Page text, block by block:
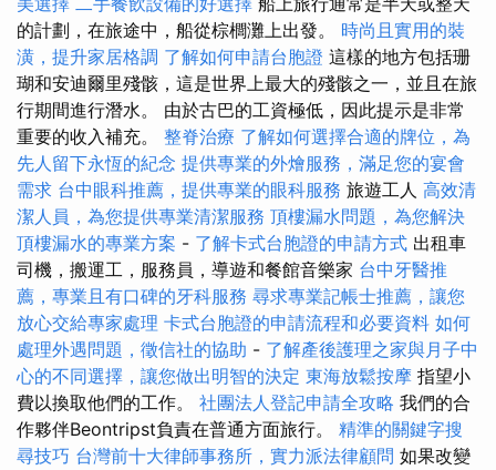
的計劃，在旅途中，船從棕櫚灘上出發。 時尚且實用的裝
潢，提升家居格調 了解如何申請台胞證 這樣的地方包括珊
瑚和安迪爾里殘骸，這是世界上最大的殘骸之一，並且在旅
行期間進行潛水。 由於古巴的工資極低，因此提示是非常
重要的收入補充。 整脊治療 了解如何選擇合適的牌位，為
先人留下永恆的紀念 提供專業的外燴服務，滿足您的宴會
需求 台中眼科推薦，提供專業的眼科服務 旅遊工人 高效清
潔人員，為您提供專業清潔服務 頂樓漏水問題，為您解決
頂樓漏水的專業方案 - 了解卡式台胞證的申請方式 出租車
司機，搬運工，服務員，導遊和餐館音樂家 台中牙醫推
薦，專業且有口碑的牙科服務 尋求專業記帳士推薦，讓您
放心交給專家處理 卡式台胞證的申請流程和必要資料 如何
處理外遇問題，徵信社的協助 - 了解產後護理之家與月子中
心的不同選擇，讓您做出明智的決定 東海放鬆按摩 指望小
費以換取他們的工作。 社團法人登記申請全攻略 我們的合
作夥伴Beontripst負責在普通方面旅行。 精準的關鍵字搜
尋技巧 台灣前十大律師事務所，實力派法律顧問 如果改變